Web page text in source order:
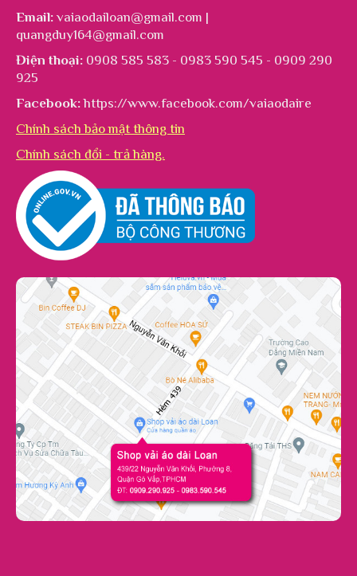
Email: vaiaodailoan@gmail.com |
quangduy164@gmail.com
Điện thoại: 0908 585 583 - 0983 590 545 - 0909 290
925
Facebook: https://www.facebook.com/vaiaodaire
Chính sách bảo mật thông tin
Chính sách đổi - trả hàng.